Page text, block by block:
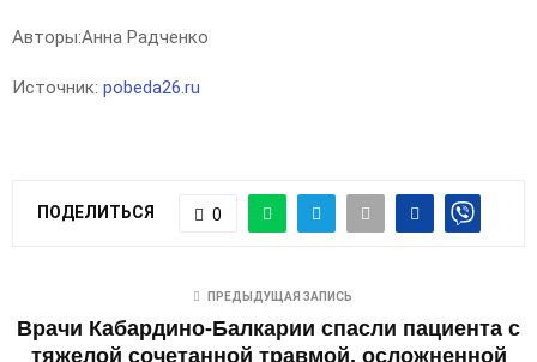
Авторы:Анна Радченко
Источник: pobeda26.ru
ПОДЕЛИТЬСЯ 0
ПРЕДЫДУЩАЯ ЗАПИСЬ
Врачи Кабардино-Балкарии спасли пациента с
тяжелой сочетанной травмой, осложненной